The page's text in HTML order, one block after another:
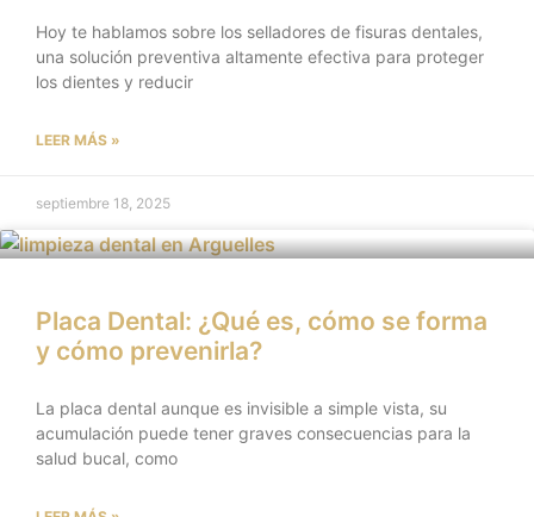
Hoy te hablamos sobre los selladores de fisuras dentales,
una solución preventiva altamente efectiva para proteger
los dientes y reducir
LEER MÁS »
septiembre 18, 2025
Placa Dental: ¿Qué es, cómo se forma
y cómo prevenirla?
La placa dental aunque es invisible a simple vista, su
acumulación puede tener graves consecuencias para la
salud bucal, como